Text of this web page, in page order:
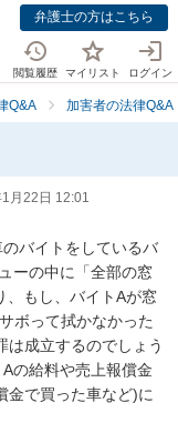
弁護士の方はこちら
閲覧履歴 マイリスト ログイン
Q&A 加害者の法律Q&A
月22日 12:01
バイトをしているバ
ーの中に「全部の窓
、もし、バイトAが窓
ボって拭かなかった
は成立するのでしょう
の給料や売上報償金
金で買った車など)に